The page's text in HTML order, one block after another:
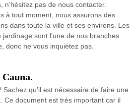
n’hésitez pas de nous contacter.
à tout moment, nous assurons des
dans toute la ville et ses environs. Les
jardinage sont l’une de nos branches
donc ne vous inquiétez pas.
qu’il est nécessaire de faire une
Ce document est très important car il